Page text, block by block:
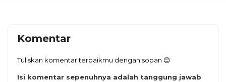
Komentar
Tuliskan komentar terbaikmu dengan sopan 😊
Isi komentar sepenuhnya adalah tanggung jawab